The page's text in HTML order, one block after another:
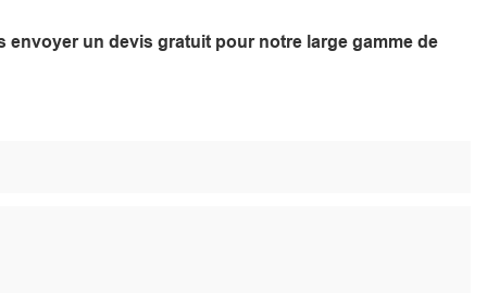
un devis gratuit pour notre large gamme de